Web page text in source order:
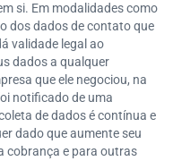
si. Em modalidades como
dos dados de contato que
validade legal ao
dados a qualquer
que ele negociou, na
notificado de uma
de dados é contínua e
dado que aumente seu
cobrança e para outras